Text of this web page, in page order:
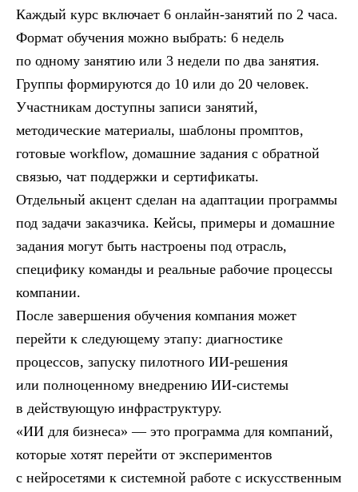
Каждый курс включает 6 онлайн-занятий по 2 часа.
Формат обучения можно выбрать: 6 недель
по одному занятию или 3 недели по два занятия.
Группы формируются до 10 или до 20 человек.
Участникам доступны записи занятий,
методические материалы, шаблоны промптов,
готовые workflow, домашние задания с обратной
связью, чат поддержки и сертификаты.
Отдельный акцент сделан на адаптации программы
под задачи заказчика. Кейсы, примеры и домашние
задания могут быть настроены под отрасль,
специфику команды и реальные рабочие процессы
компании.
После завершения обучения компания может
перейти к следующему этапу: диагностике
процессов, запуску пилотного ИИ-решения
или полноценному внедрению ИИ-системы
в действующую инфраструктуру.
«ИИ для бизнеса» — это программа для компаний,
которые хотят перейти от экспериментов
с нейросетями к системной работе с искусственным